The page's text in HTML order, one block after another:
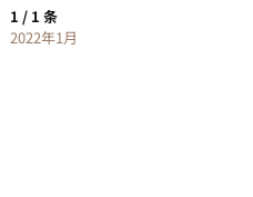
1 / 1 条
2022年1月